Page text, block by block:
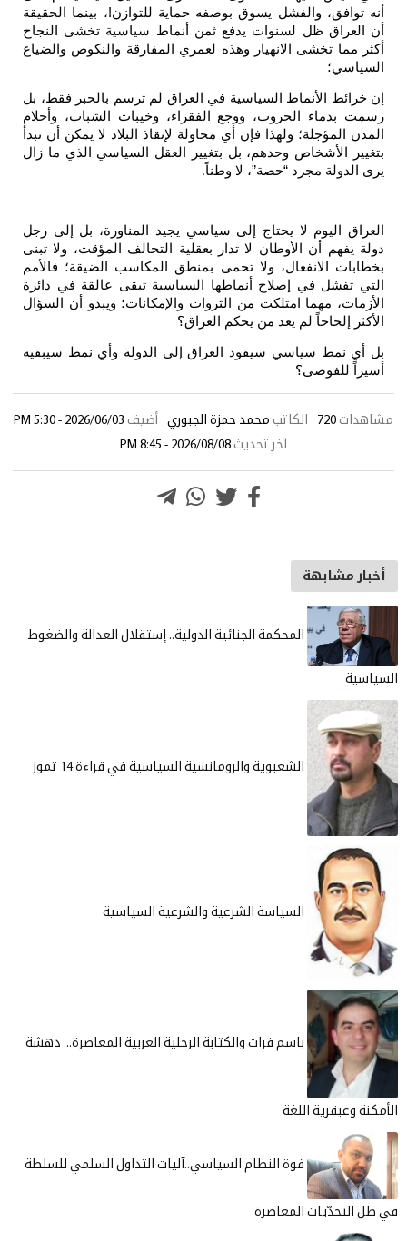
توافق، والفشل يسوق بوصفه حماية للتوازن!، بينما الحقيقة
العراق ظل لسنوات يدفع ثمن أنماط سياسية تخشى النجاح
مما تخشى الانهيار وهذه لعمري المفارقة والنكوص والضياع
خرائط الأنماط السياسية في العراق لم ترسم بالحبر فقط، بل
بدماء الحروب، ووجع الفقراء، وخيبات الشباب، وأحلام
المؤجلة؛ ولهذا فإن أي محاولة لإنقاذ البلاد لا يمكن أن تبدأ
الأشخاص وحدهم، بل بتغيير العقل السياسي الذي ما زال
الدولة مجرد “حصة”، لا وطناً .
اليوم لا يحتاج إلى سياسي يجيد المناورة، بل إلى رجل
يفهم أن الأوطان لا تدار بعقلية التحالف المؤقت، ولا تبنى
الانفعال، ولا تحمى بمنطق المكاسب الضيقة؛ فالأمم
تفشل في إصلاح أنماطها السياسية تبقى عالقة في دائرة
مهما امتلكت من الثروات والإمكانات؛ ويبدو أن السؤال
إلحاحاً لم يعد من يحكم العراق؟
أي نمط سياسي سيقود العراق إلى الدولة وأي نمط سيبقيه
للفوضى؟
720 الكاتب محمد حمزة الجبوري أضيف
2026/06/03 - 5:30 PM
آخر تحديث 2026/08/08 - 8:45 PM
مشابهة
المحكمة الجنائية الدولية.. إستقلال العدالة والضغوط
الشعبوية والرومانسية السياسية في قراءة 14 تموز
السياسة الشرعية والشرعية السياسية
باسم فرات والكتابة الرحلية العربية المعاصرة.. دهشة
وعبقرية اللغة
قوة النظام السياسي..آليات التداول السلمي للسلطة
التحدّيات المعاصرة